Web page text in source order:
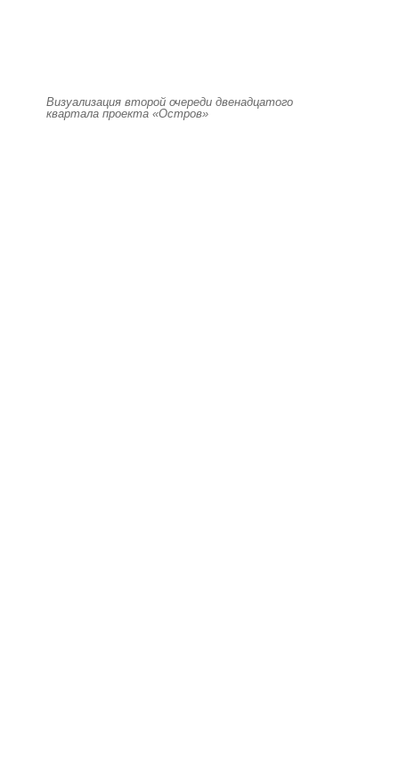
Визуализация второй очереди двенадцатого
квартала проекта «Остров»